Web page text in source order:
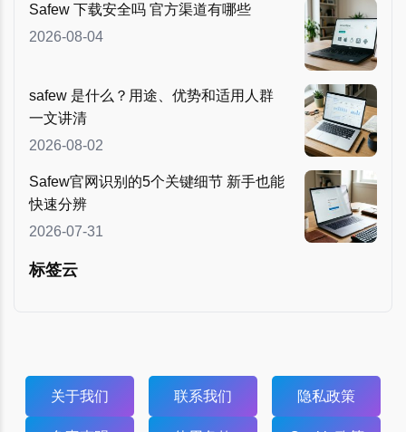
Safew 下载安全吗 官方渠道有哪些
2026-08-04
safew 是什么？用途、优势和适用人群
一文讲清
2026-08-02
Safew官网识别的5个关键细节 新手也能
快速分辨
2026-07-31
标签云
关于我们 联系我们 隐私政策